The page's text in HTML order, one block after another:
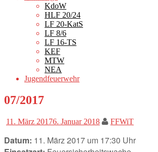
KdoW
HLF 20/24
LF 20-KatS
LF 8/6
LF 16-TS
KEF
MTW
NEA
Jugendfeuerwehr
07/2017
11. März 20176. Januar 2018 FFWiT
Datum: 11. März 2017 um 17:30 Uhr